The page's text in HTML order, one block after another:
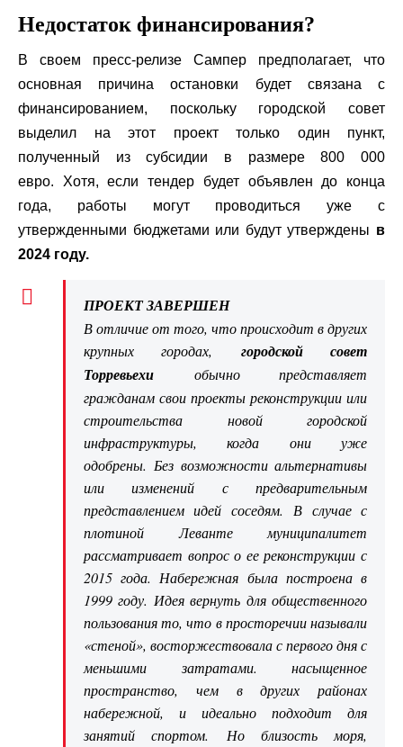
Недостаток финансирования?
В своем пресс-релизе Сампер предполагает, что
основная причина остановки будет связана с
финансированием, поскольку городской совет
выделил на этот проект только один пункт,
полученный из субсидии в размере 800 000
евро. Хотя, если тендер будет объявлен до конца
года, работы могут проводиться уже с
утвержденными бюджетами или будут утверждены в
2024 году.
ПРОЕКТ ЗАВЕРШЕН
В отличие от того, что происходит в других
крупных городах, городской совет
Торревьехи обычно представляет
гражданам свои проекты реконструкции или
строительства новой городской
инфраструктуры, когда они уже
одобрены. Без возможности альтернативы
или изменений с предварительным
представлением идей соседям. В случае с
плотиной Леванте муниципалитет
рассматривает вопрос о ее реконструкции с
2015 года. Набережная была построена в
1999 году. Идея вернуть для общественного
пользования то, что в просторечии называли
«стеной», восторжествовала с первого дня с
меньшими затратами. насыщенное
пространство, чем в других районах
набережной, и идеально подходит для
занятий спортом. Но близость моря,